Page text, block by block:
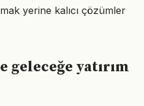
yerine kalıcı çözümler
yatırım